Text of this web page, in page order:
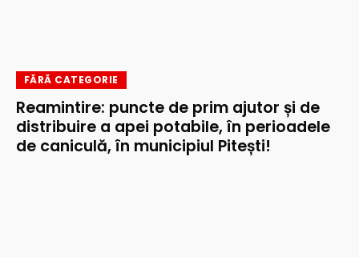
FĂRĂ CATEGORIE
Reamintire: puncte de prim ajutor și de
distribuire a apei potabile, în perioadele
de caniculă, în municipiul Pitești!